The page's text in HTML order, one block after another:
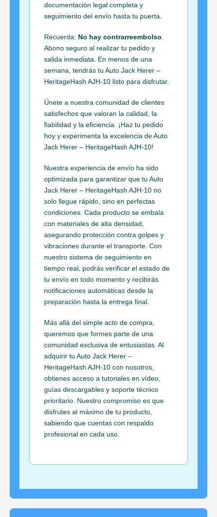
documentación legal completa y
seguimiento del envío hasta tu puerta.
Recuerda: No hay contrarreembolso
Abono seguro al realizar tu pedido y
salida inmediata. En menos de una
semana, tendrás tu Auto Jack Herer –
HeritageHash AJH-10 listo para disfrutar.
Únete a nuestra comunidad de clientes
satisfechos que valoran la calidad, la
fiabilidad y la eficiencia. ¡Haz tu pedido
hoy y experimenta la excelencia de Auto
Jack Herer – HeritageHash AJH-10!
Nuestra experiencia de envío ha sido
optimizada para garantizar que tu Auto
Jack Herer – HeritageHash AJH-10 no
solo llegue rápido, sino en perfectas
condiciones. Cada producto se embala
con materiales de alta densidad,
asegurando protección contra golpes y
vibraciones durante el transporte. Con
nuestro sistema de seguimiento en
tiempo real, podrás verificar el estado de
tu envío en todo momento y recibirás
notificaciones automáticas desde la
preparación hasta la entrega final.
Más allá del simple acto de compra,
queremos que formes parte de una
comunidad exclusiva de entusiastas. Al
adquirir tu Auto Jack Herer –
HeritageHash AJH-10 con nosotros,
obtienes acceso a tutoriales en vídeo,
guías descargables y soporte técnico
prioritario. Nuestro compromiso es que
disfrutes al máximo de tu producto,
sabiendo que cuentas con respaldo
profesional en cada uso.